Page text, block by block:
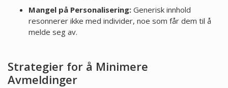
Mangel på Personalisering:Generisk innhold
resonnerer ikke med individer, noe som får dem til å
melde seg av.
Strategier for å Minimere
Avmeldinger